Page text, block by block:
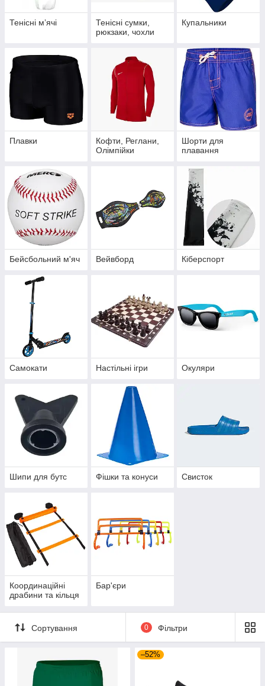
Тенісні мʼячі
Тенісні сумки,
рюкзаки, чохли
Купальники
Плавки
Кофти, Реглани,
Олімпійки
Шорти для
плавання
Бейсбольний м'яч Вейвборд Кіберспорт
Самокати Настільні ігри Окуляри
Шипи для бутс Фішки та конуси Свисток
Координаційні
драбини та кільця
Бар'єри
Сортування 0 Фільтри
–52%